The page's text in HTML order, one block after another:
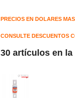
PRECIOS EN DOLARES
CONSULTE DESCUENTOS
30 artículos en